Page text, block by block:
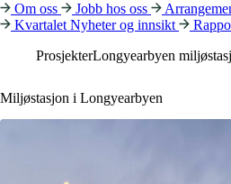
Om oss Jobb hos oss
Kvartalet Nyheter og innsikt
ProsjekterLongyearbyen
Miljøstasjon i Longyearbyen